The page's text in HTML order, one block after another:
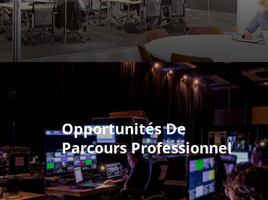
Opportunités De
Parcours Professionnel